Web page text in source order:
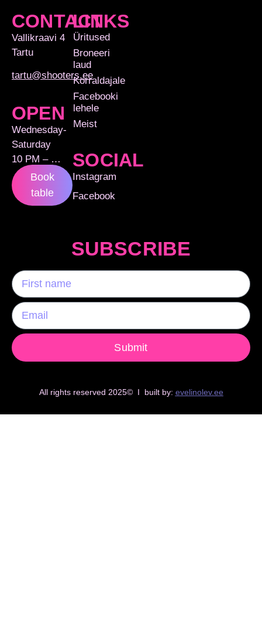
CONTACT
Vallikraavi 4
Tartu
tartu@shooters.ee
OPEN
Wednesday-
Saturday
10 PM – …
Book
table
LINKS
Üritused
Broneeri
laud
Korraldajale
Facebooki
lehele
Meist
SOCIAL
Instagram
Facebook
SUBSCRIBE
Submit
All rights reserved 2025© I built by: evelinolev.ee